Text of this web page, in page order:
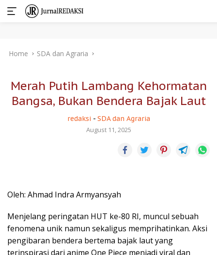
Home SDA dan Agraria
Merah Putih Lambang Kehormatan
Bangsa, Bukan Bendera Bajak Laut
redaksi - SDA dan Agraria
August 11, 2025
Oleh: Ahmad Indra Armyansyah
Menjelang peringatan HUT ke-80 RI, muncul sebuah
fenomena unik namun sekaligus memprihatinkan. Aksi
pengibaran bendera bertema bajak laut yang
terinspirasi dari anime One Piece menjadi viral dan